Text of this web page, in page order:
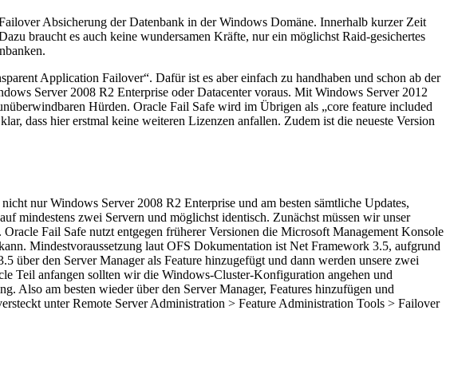
Absicherung der Datenbank in der Windows Domäne. Innerhalb kurzer Zeit
braucht es auch keine wundersamen Kräfte, nur ein möglichst Raid-gesichertes
Application Failover“. Dafür ist es aber einfach zu handhaben und schon ab der
Server 2008 R2 Enterprise oder Datacenter voraus. Mit Windows Server 2012
Hürden. Oracle Fail Safe wird im Übrigen als „core feature included
dass hier erstmal keine weiteren Lizenzen anfallen. Zudem ist die neueste Version
nur Windows Server 2008 R2 Enterprise und am besten sämtliche Updates,
mindestens zwei Servern und möglichst identisch. Zunächst müssen wir unser
Fail Safe nutzt entgegen früherer Versionen die Microsoft Management Konsole
Mindestvoraussetzung laut OFS Dokumentation ist Net Framework 3.5, aufgrund
über den Server Manager als Feature hinzugefügt und dann werden unsere zwei
Teil anfangen sollten wir die Windows-Cluster-Konfiguration angehen und
Also am besten wieder über den Server Manager, Features hinzufügen und
unter Remote Server Administration > Feature Administration Tools > Failover